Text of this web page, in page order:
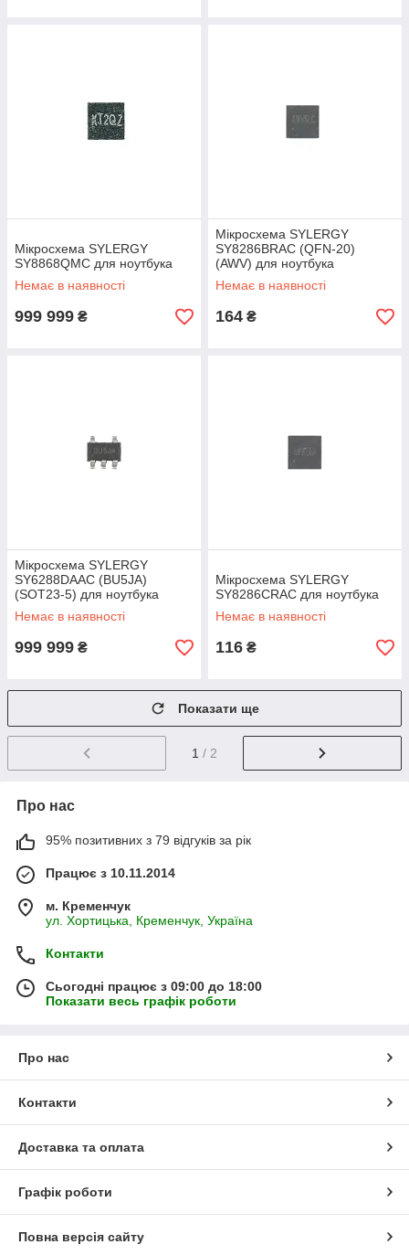
Мікросхема SYLERGY
SY8868QMC для ноутбука
Немає в наявності
999 999 ₴
Мікросхема SYLERGY
SY8286BRAC (QFN-20)
(AWV) для ноутбука
Немає в наявності
164 ₴
Мікросхема SYLERGY
SY6288DAAC (BU5JA)
(SOT23-5) для ноутбука
Немає в наявності
999 999 ₴
Мікросхема SYLERGY
SY8286CRAC для ноутбука
Немає в наявності
116 ₴
Показати ще
1 / 2
Про нас
95% позитивних з 79 відгуків за рік
Працює з 10.11.2014
м. Кременчук
ул. Хортицька, Кременчук, Україна
Контакти
Сьогодні працює з 09:00 до 18:00
Показати весь графік роботи
Про нас
Контакти
Доставка та оплата
Графік роботи
Повна версія сайту